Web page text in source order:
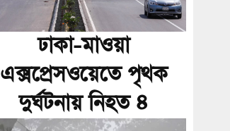
ঢাকা-মাওয়া
এক্সপ্রেসওয়েতে পৃথক
দুর্ঘটনায় নিহত ৪